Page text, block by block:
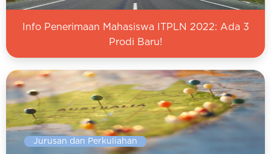
Info Penerimaan Mahasiswa ITPLN 2022: Ada 3
Prodi Baru!
Jurusan dan Perkuliahan